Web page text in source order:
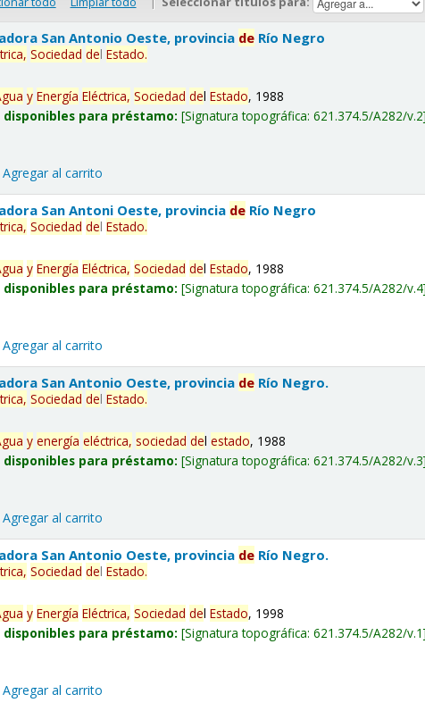
San Antonio Oeste, provincia de Río Negro
Sociedad delEstado.
y Energía Eléctrica, Sociedad delEstado, 1988
disponibles para préstamo: Signatura topográfica:621.374.5/A282/v.2
Agregar al carrito
San Antoni Oeste, provincia de Río Negro
Sociedad delEstado.
y Energía Eléctrica, Sociedad delEstado, 1988
disponibles para préstamo: Signatura topográfica:621.374.5/A282/v.4
Agregar al carrito
San Antonio Oeste, provincia de Río Negro.
Sociedad delEstado.
y energía eléctrica, sociedad delestado, 1988
disponibles para préstamo: Signatura topográfica:621.374.5/A282/v.3
Agregar al carrito
San Antonio Oeste, provincia de Río Negro.
Sociedad delEstado.
y Energía Eléctrica, Sociedad delEstado, 1998
disponibles para préstamo: Signatura topográfica:621.374.5/A282/v.1
Agregar al carrito